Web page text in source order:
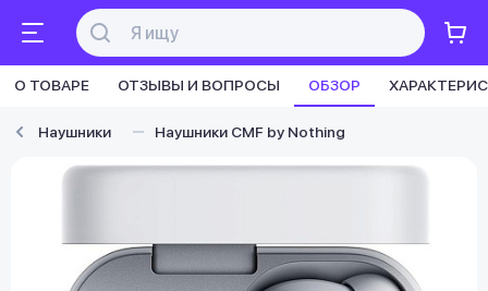
О ТОВАРЕ ОТЗЫВЫ И ВОПРОСЫ ОБЗОР
Наушники Наушники CMF by Nothing